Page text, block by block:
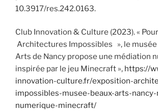
10.3917/res.242.0163.
Club Innovation & Culture (2023). «
Architectures Impossibles », le musée
Arts de Nancy propose une médiation
inspirée par le jeu Minecraft », https://
innovation-culture.fr/exposition-
impossibles-musee-beaux-arts-
numerique-minecraft/